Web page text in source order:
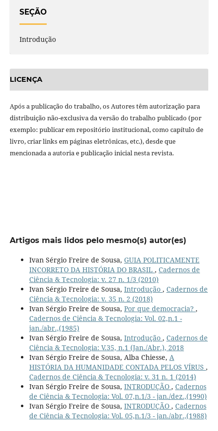
SEÇÃO
Introdução
LICENÇA
Após a publicação do trabalho, os Autores têm autorização para
distribuição não-exclusiva da versão do trabalho publicado (por
exemplo: publicar em repositório institucional, como capítulo de
livro, criar links em páginas eletrônicas, etc.), desde que
mencionada a autoria e publicação inicial nesta revista.
Artigos mais lidos pelo mesmo(s) autor(es)
Ivan Sérgio Freire de Sousa, GUIA POLITICAMENTE
INCORRETO DA HISTÓRIA DO BRASIL , Cadernos de
Ciência & Tecnologia: v. 27 n. 1/3 (2010)
Ivan Sérgio Freire de Sousa, Introdução , Cadernos de
Ciência & Tecnologia: v. 35 n. 2 (2018)
Ivan Sérgio Freire de Sousa, Por que democracia? ,
Cadernos de Ciência & Tecnologia: Vol. 02,n.1 -
jan./abr.,(1985)
Ivan Sérgio Freire de Sousa, Introdução , Cadernos de
Ciência & Tecnologia: V.35, n.1 (Jan./Abr.), 2018
Ivan Sérgio Freire de Sousa, Alba Chiesse, A
HISTÓRIA DA HUMANIDADE CONTADA PELOS VÍRUS ,
Cadernos de Ciência & Tecnologia: v. 31 n. 1 (2014)
Ivan Sérgio Freire de Sousa, INTRODUÇÃO , Cadernos
de Ciência & Tecnologia: Vol. 07,n.1/3 - jan./dez.,(1990)
Ivan Sérgio Freire de Sousa, INTRODUÇÃO , Cadernos
de Ciência & Tecnologia: Vol. 05,n.1/3 - jan./abr.,(1988)